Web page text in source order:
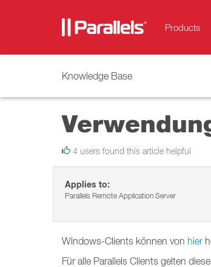
Products
Knowledge Base
4 users found this article helpful
Applies to:
Parallels Remote Application Server
Windows-Clients können von hier
Für alle Parallels Clients gelten